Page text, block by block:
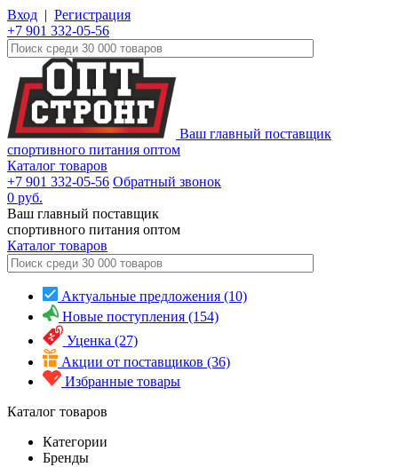
Вход | Регистрация
+7 901 332-05-56
Ваш главный поставщик
спортивного питания оптом
Каталог товаров
+7 901 332-05-56 Обратный звонок
0 руб.
Ваш главный поставщик
спортивного питания оптом
Каталог товаров
Актуальные предложения (10)
Новые поступления (154)
Уценка (27)
Акции от поставщиков (36)
Избранные товары
Каталог товаров
Категории
Бренды